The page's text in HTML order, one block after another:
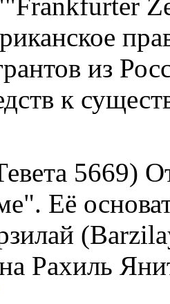
из
к
5669)
Её
Рахиль